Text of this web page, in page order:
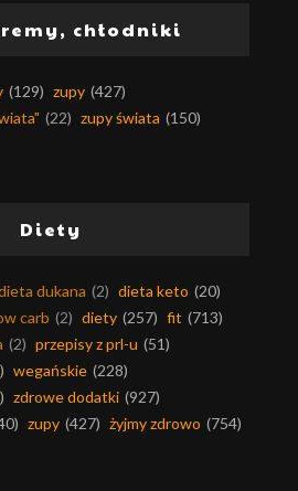
chłodniki
(129) zupy (427)
(22) zupy świata (150)
Diety
dukana (2) dieta keto (20)
carb (2) diety (257) fit (713)
(2) przepisy z prl-u (51)
wegańskie (228)
zdrowe dodatki (927)
zupy (427) żyjmy zdrowo (754)